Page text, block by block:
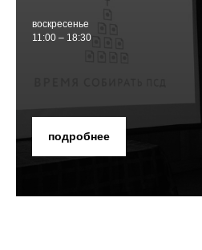
воскресенье
11:00 – 18:30
подробнее